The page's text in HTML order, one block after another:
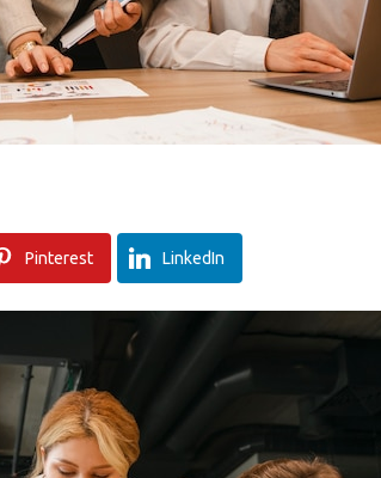
Pinterest LinkedIn